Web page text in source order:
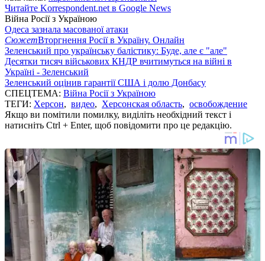
Читайте Korrespondent.net в Google News
Війна Росії з Україною
Одеса зазнала масованої атаки
СюжетВторгнення Росії в Україну. Онлайн
Зеленський про українську балістику: Буде, але є "але"
Десятки тисяч військових КНДР вчитимуться на війні в
Україні - Зеленський
Зеленський оцінив гарантії США і долю Донбасу
СПЕЦТЕМА: Війна Росії з Україною
ТЕГИ: Херсон, видео, Херсонская область, освобождение
Якщо ви помітили помилку, виділіть необхідний текст і
натисніть Ctrl + Enter, щоб повідомити про це редакцію.